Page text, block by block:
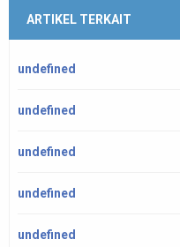
ARTIKEL TERKAIT
undefined
undefined
undefined
undefined
undefined